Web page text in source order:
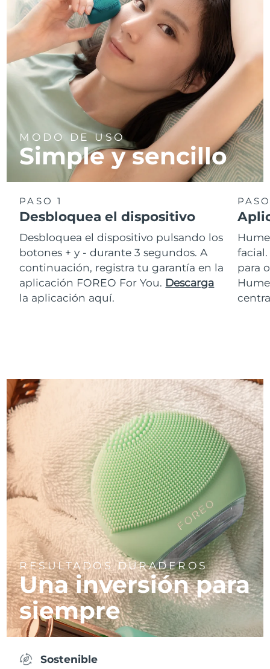
MODO DE USO
Simple y sencillo
PASO 1
Desbloquea el dispositivo
Desbloquea el dispositivo pulsando los
botones + y - durante 3 segundos. A
continuación, registra tu garantía en la
aplicación FOREO For You. Descarga
la aplicación aquí.
facial.
para
RESULTADOS DURADEROS
Una inversión para
siempre
Sostenible